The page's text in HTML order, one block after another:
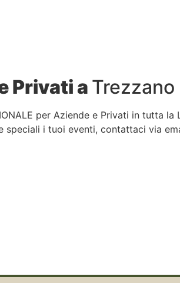
Privati a
per Aziende e Privati in tutta la
speciali i tuoi eventi, contattaci via